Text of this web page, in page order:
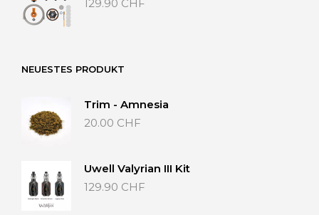
129.90 CHF
NEUESTES PRODUKT
Trim - Amnesia
20.00 CHF
Uwell Valyrian III Kit
129.90 CHF